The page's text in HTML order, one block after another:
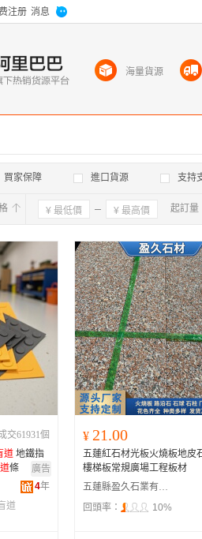
買家保障 進口貨源 支持
確定 起訂量
交61931個
道 地鐵指
條
廣告
4年
道
¥ 21.00
五蓮紅石材光板火燒板地皮
樓梯板常規廣場工程板材
五蓮縣盈久石業有限公司
回頭率：
10%
海量貨源